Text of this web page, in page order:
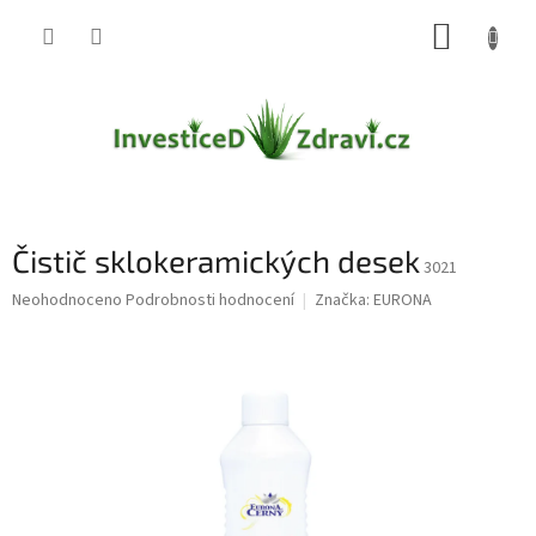
Čistič sklokeramických desek 3021
Průměrné
Neohodnoceno Podrobnosti hodnocení Značka: EURONA